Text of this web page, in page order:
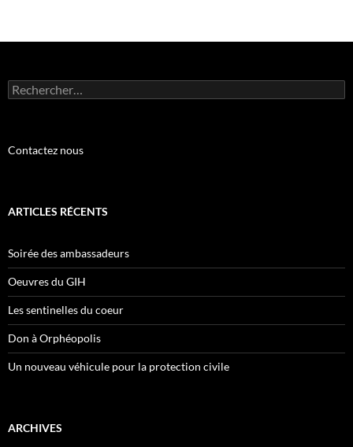
Rechercher :
Contactez nous
ARTICLES RÉCENTS
Soirée des ambassadeurs
Oeuvres du GIH
Les sentinelles du coeur
Don à Orphéopolis
Un nouveau véhicule pour la protection civile
ARCHIVES